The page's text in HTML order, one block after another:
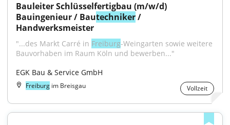
Bauleiter Schlüsselfertigbau (m/w/d)
Bauingenieur / Bautechniker /
Handwerksmeister
"...des Markt Carré in Freiburg-Weingarten sowie weitere
Bauvorhaben im Raum Köln und bewerben..."
EGK Bau & Service GmbH
Freiburg im Breisgau Vollzeit